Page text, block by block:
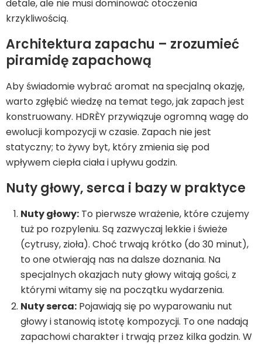
detale, ale nie musi dominować otoczenia
krzykliwością.
Architektura zapachu – zrozumieć
piramidę zapachową
Aby świadomie wybrać aromat na specjalną okazję,
warto zgłębić wiedzę na temat tego, jak zapach jest
konstruowany. HDRÈY przywiązuje ogromną wagę do
ewolucji kompozycji w czasie. Zapach nie jest
statyczny; to żywy byt, który zmienia się pod
wpływem ciepła ciała i upływu godzin.
Nuty głowy, serca i bazy w praktyce
Nuty głowy: To pierwsze wrażenie, które czujemy
tuż po rozpyleniu. Są zazwyczaj lekkie i świeże
(cytrusy, zioła). Choć trwają krótko (do 30 minut),
to one otwierają nas na dalsze doznania. Na
specjalnych okazjach nuty głowy witają gości, z
którymi witamy się na początku wydarzenia.
Nuty serca: Pojawiają się po wyparowaniu nut
głowy i stanowią istotę kompozycji. To one nadają
zapachowi charakter i trwają przez kilka godzin. W